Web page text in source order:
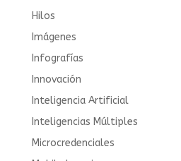
Hilos
Imágenes
Infografías
Innovación
Inteligencia Artificial
Inteligencias Múltiples
Microcredenciales